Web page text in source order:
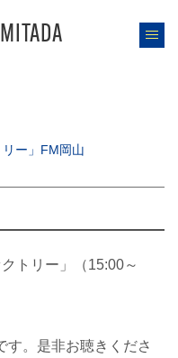
ー」FM岡山
トリー」（15:00～
す。是非お聴きくださ